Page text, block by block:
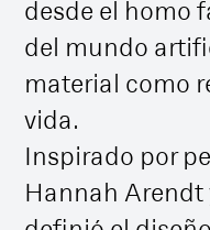
desde el homo
del mundo
material como
vida.
Inspirado por
Hannah Arendt